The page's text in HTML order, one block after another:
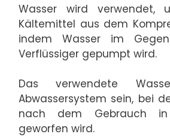
Wasser wird verwendet,
Kältemittel aus dem
indem Wasser im
Verflüssiger gepumpt wird.
Das verwendete
Abwassersystem sein, bei
nach dem Gebrauch
geworfen wird.